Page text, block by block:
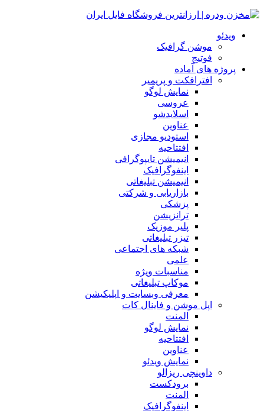
ویدئو
موشن گرافیک
فوتیج
پروژه های آماده
افترافکت و پریمیر
نمایش لوگو
عروسی
اسلایدشو
عناوین
استودیو مجازی
افتتاحیه
انیمیشن تایپوگرافی
اینفوگرافیک
انیمیشن تبلیغاتی
بازاریابی و شرکتی
پزشکی
ترانزیشن
پلیر موزیک
تیزر تبلیغاتی
شبکه های اجتماعی
علمی
مناسبات ویژه
موکاپ تبلیغاتی
معرفی وبسایت و اپلیکیشن
اپل موشن و فاینال کات
المنت
نمایش لوگو
افتتاحیه
عناوین
نمایش ویدئو
داوینچی ریزالو
برودکست
المنت
اینفوگرافیک